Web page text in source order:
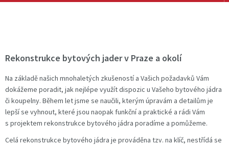
Rekonstrukce bytových jader v Praze a okolí
Na základě našich mnohaletých zkušeností a Vašich požadavků Vám
dokážeme poradit, jak nejlépe využít dispozic u Vašeho bytového jádra
či koupelny. Během let jsme se naučili, kterým úpravám a detailům je
lepší se vyhnout, které jsou naopak funkční a praktické a rádi Vám
s projektem rekonstrukce bytového jádra poradíme a pomůžeme.
Celá rekonstrukce bytového jádra je prováděna tzv. na klíč, nestřídá se